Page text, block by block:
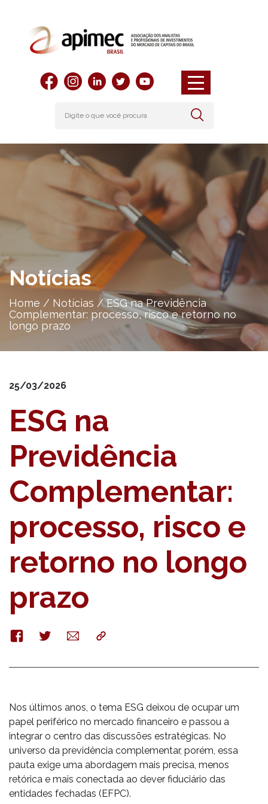
Notícias
Home / Notícias /ESG na Previdência
Complementar: processo, risco e retorno no
longo prazo
25/03/2026
ESG na
Previdência
Complementar:
processo, risco e
retorno no longo
prazo
FacebookTwitterE-
mail
Copy
Nos últimos anos, o tema ESG deixou de ocupar um
papel periférico no mercado financeiro e passou a
integrar o centro das discussões estratégicas. No
universo da previdência complementar, porém, essa
pauta exige uma abordagem mais precisa, menos
retórica e mais conectada ao dever fiduciário das
entidades fechadas (EFPC).